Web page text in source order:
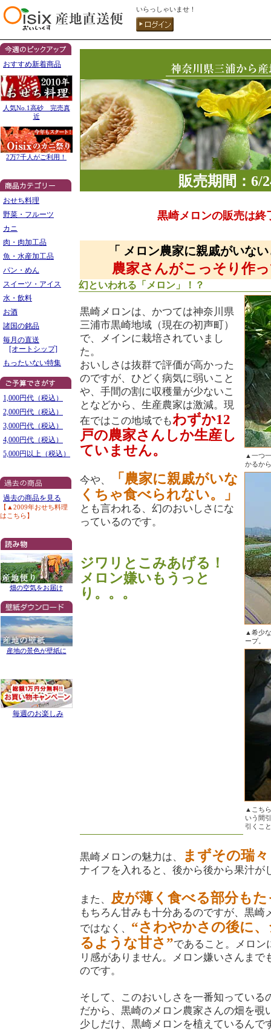
いらっしゃいませ！
おすすめ新着商品
人気No.1高砂 完売真
近
2万7千人がご利用！
おせち料理
野菜・フルーツ
カニ
肉・肉加工品
魚・水産加工品
パン・めん
スイーツ・アイス
水・飲料
お酒
諸国の銘品
毎月の直送
[オートシップ]
もったいない特集
1,000円代（税込）
2,000円代（税込）
3,000円代（税込）
4,000円代（税込）
5,000円以上（税込）
過去の商品を見る
【▲2009年おせち料理
はこちら】
畑の空気をお届け
産地の景色が壁紙に
毎週のお楽しみ
販売期間：6/
黒崎メロンの販売は終
「 メロン農家に親戚がいな
農家さんがこっそり作
幻といわれる「メロン」！？
▲一つ
かるか
▲希少
ープ。
▲こち
いう間
引くこ
黒崎メロンは、かつては神奈川県
三浦市黒崎地域（現在の初声町）
で、メインに栽培されていまし
た。
おいしさは抜群で評価が高かった
のですが、ひどく病気に弱いこと
や、手間の割に収穫量が少ないこ
となどから、生産農家は激減。現
在ではこの地域でもわずか12
戸の農家さんしか生産し
ていません。
今や、
「農家に親戚がいな
くちゃ食べられない。」
とも言われる、幻のおいしさにな
っているのです。
ジワリとこみあげる！
メロン嫌いもうっと
り。。。
黒崎メロンの魅力は、 まずその瑞
ナイフを入れると、後から後から果汁が
また、 皮が薄く食べる部分も
もちろん甘みも十分あるのですが、黒
ではなく、 “さわやかさの後に
るような甘さ”であること。メロン
リ感がありません。メロン嫌いさんま
のです。
そして、このおいしさを一番知っている
だから、黒崎のメロン農家さんの畑を覗
少しだけ、黒崎メロンを植えているんで